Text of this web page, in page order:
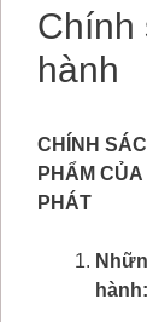
Chính
hành
CHÍNH
PHẨM CỦA
PHÁT
hành: